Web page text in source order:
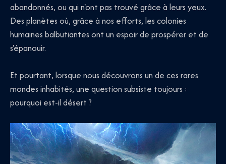
abandonnés, ou qui n'ont pas trouvé grâce à leurs yeux.
Des planètes où, grâce à nos efforts, les colonies
humaines balbutiantes ont un espoir de prospérer et de
s'épanouir.
Et pourtant, lorsque nous découvrons un de ces rares
mondes inhabités, une question subsiste toujours :
pourquoi est-il désert ?